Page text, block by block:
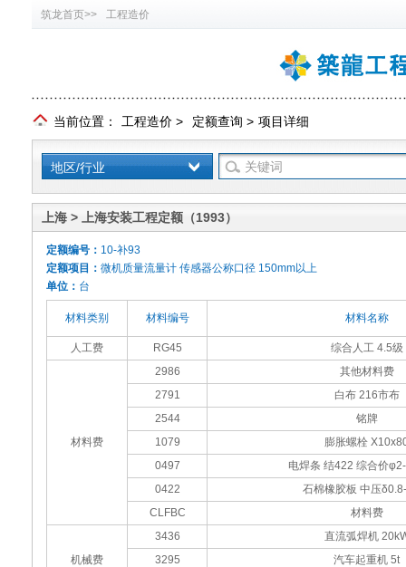
筑龙首页>> 工程造价
当前位置： 工程造价 > 定额查询 > 项目详细
地区/行业
上海 > 上海安装工程定额（1993）
定额编号： 10-补93
定额项目： 微机质量流量计 传感器公称口径 150mm以上
单位： 台
材料类别 材料编号 材料名称
人工费 RG45 综合人工 4.5级
材料费
2986
其他材料费
2791
白布 216市布
2544
铭牌
1079
膨胀螺栓
0497
电焊条 结422 综合价
0422
石棉橡胶板 中压
CLFBC
材料费
机械费
3436
直流弧焊机
3295
汽车起重机 5t